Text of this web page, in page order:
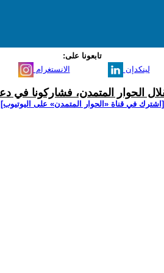
تابعونا على:
الانستغرام لينكدإن
الحوار المتمدن، فشاركونا في
[اشترك في قناة ‫«الحوار المتمدن» على اليوتيوب]